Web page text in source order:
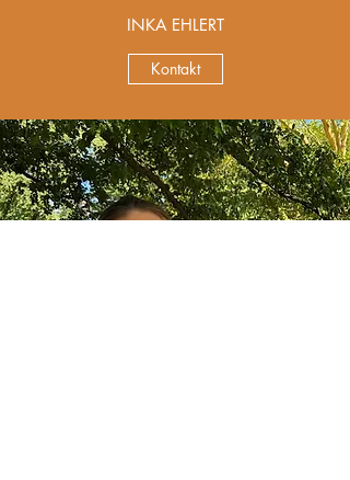
INKA EHLERT
Kontakt